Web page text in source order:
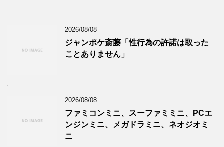
2026/08/08
ジャンポケ斎藤「性行為の許諾は取った
ことありません」
2026/08/08
ファミコンミニ、スーファミミニ、PCエ
ンジンミニ、メガドラミニ、ネオジオミ
ニ